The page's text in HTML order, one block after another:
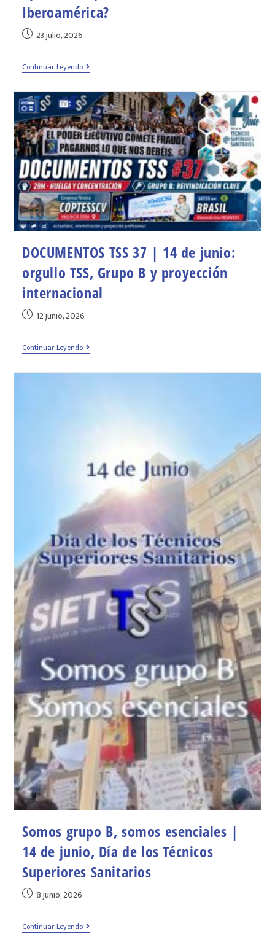
Iberoamérica?
23 julio, 2026
Continuar Leyendo
DOCUMENTOS TSS 37 | 14 de junio:
orgullo TSS, Grupo B y proyección
internacional
12 junio, 2026
Continuar Leyendo
Somos grupo B, somos esenciales |
14 de junio, Día de los Técnicos
Superiores Sanitarios
8 junio, 2026
Continuar Leyendo